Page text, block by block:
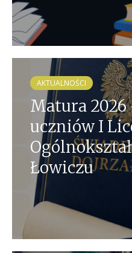
AKTUALNOŚCI
Matura 2026
uczniów I
Łowiczu